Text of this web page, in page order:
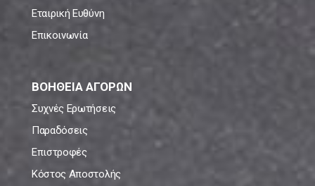
Εταιρική Ευθύνη
Επικοινωνία
ΒΟΗΘΕΙΑ ΑΓΟΡΩΝ
Συχνές Ερωτήσεις
Παραδόσεις
Επιστροφές
Κόστος Αποστολής